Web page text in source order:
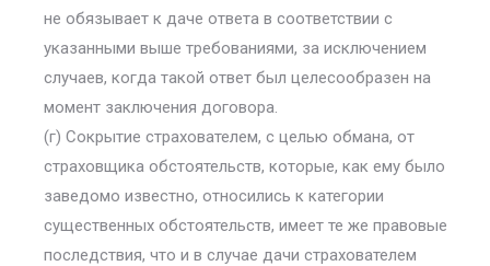
не обязывает к даче ответа в соответствии с
указанными выше требованиями, за исключением
случаев, когда такой ответ был целесообразен на
момент заключения договора.
(г) Сокрытие страхователем, с целью обмана, от
страховщика обстоятельств, которые, как ему было
заведомо известно, относились к категории
существенных обстоятельств, имеет те же правовые
последствия, что и в случае дачи страхователем